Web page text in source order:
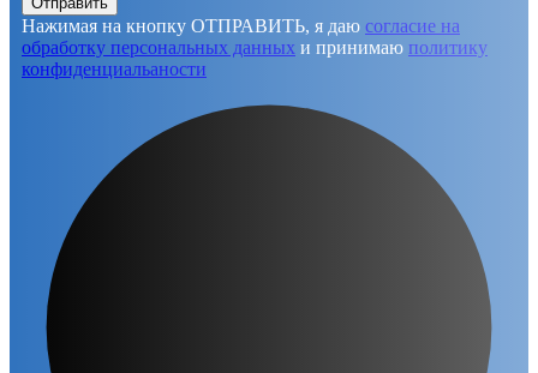
Нажимая на кнопку ОТПРАВИТЬ, я даю согласие на
обработку персональных данных и принимаю политику
конфиденциальаности